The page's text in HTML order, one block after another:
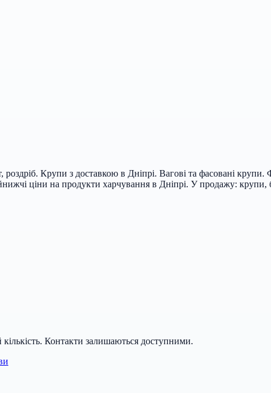
роздріб. Крупи з доставкою в Дніпрі. Вагові та фасовані
ціни на продукти харчування в Дніпрі. У продажу:
Контакти залишаються доступними.